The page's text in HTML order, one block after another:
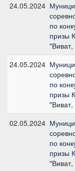
24.05.2024
по
призы
24.05.2024
по
призы
02.05.2024
по
призы